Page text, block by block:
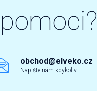
obchod@elveko.cz
Napište nám kdykoliv